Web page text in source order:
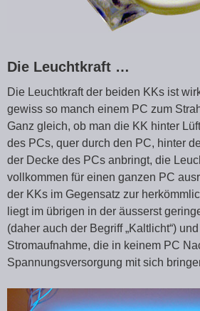
Die Leuchtkraft …
Die Leuchtkraft der beiden KKs ist
gewiss so manch einem PC zum
Ganz gleich, ob man die KK hinter
des PCs, quer durch den PC, hinter
der Decke des PCs anbringt, die
vollkommen für einen ganzen PC
der KKs im Gegensatz zur
liegt im übrigen in der äusserst
(daher auch der Begriff „Kaltlicht“)
Stromaufnahme, die in keinem PC
Spannungsversorgung mit sich